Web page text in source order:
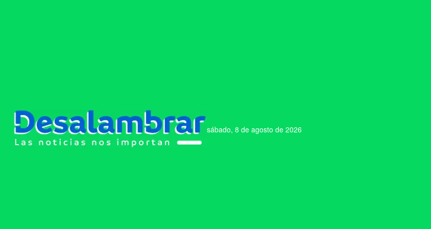
sábado, 8 de agosto de 2026